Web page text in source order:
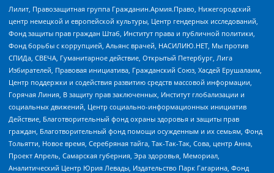
Лилит, Правозащитная группа Гражданин.Армия.Право, Нижегородский
центр немецкой и европейской культуры, Центр гендерных исследований,
Фонд защиты прав граждан Штаб, Институт права и публичной политики,
Фонд борьбы с коррупцией, Альянс врачей, НАСИЛИЮ.НЕТ, Мы против
СПИДа, СВЕЧА, Гуманитарное действие, Открытый Петербург, Лига
Избирателей, Правовая инициатива, Гражданский Союз, Хасдей Ерушалаим,
Центр поддержки и содействия развитию средств массовой информации,
Горячая Линия, В защиту прав заключенных, Институт глобализации и
социальных движений, Центр социально-информационных инициатив
Действие, Благотворительный фонд охраны здоровья и защиты прав
граждан, Благотворительный фонд помощи осужденным и их семьям, Фонд
Тольятти, Новое время, Серебряная тайга, Так-Так-Так, Сова, центр Анна,
Проект Апрель, Самарская губерния, Эра здоровья, Мемориал,
Аналитический Центр Юрия Левады, Издательство Парк Гагарина, Фонд